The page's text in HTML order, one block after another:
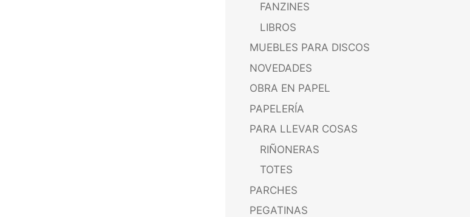
FANZINES
LIBROS
MUEBLES PARA DISCOS
NOVEDADES
OBRA EN PAPEL
PAPELERÍA
PARA LLEVAR COSAS
RIÑONERAS
TOTES
PARCHES
PEGATINAS